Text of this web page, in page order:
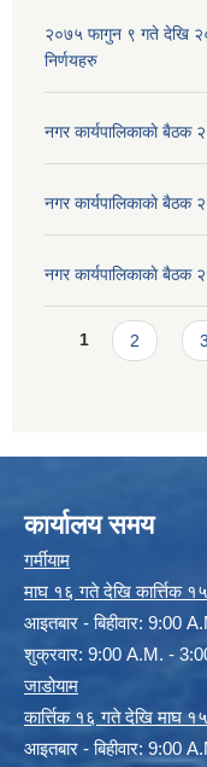
२०७५ फागुन ९ गते देखि
निर्णयहरु
नगर कार्यपालिकाकाे
नगर कार्यपालिकाकाे
नगर कार्यपालिकाकाे
Pages
1 2 3
कार्यालय समय
गर्मीयाम
माघ १६ गते देखि कार्त्तिक
आइतबार - बिहीवार: 9:00
शुक्रवार: 9:00 A.M. -
जाडोयाम
कार्त्तिक १६ गते देखि माघ
आइतबार - बिहीवार: 9:00